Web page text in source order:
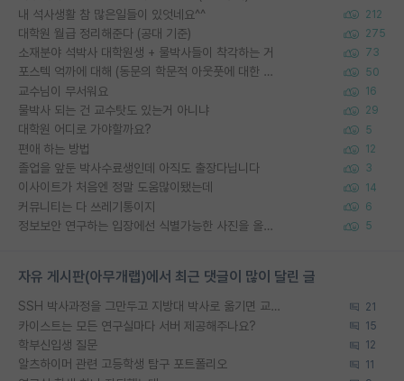
내 석사생활 참 많은일들이 있엇네요^^ 212
대학원 월급 정리해준다 (공대 기준) 275
소재분야 석박사 대학원생 + 물박사들이 착각하는 거 73
포스텍 억까에 대해 (동문의 학문적 아웃풋에 대한 반박) 50
교수님이 무서워요 16
물박사 되는 건 교수탓도 있는거 아니냐 29
대학원 어디로 가야할까요? 5
편애 하는 방법 12
졸업을 앞둔 박사수료생인데 아직도 출장다닙니다 3
이사이트가 처음엔 정말 도움많이됐는데 14
커뮤니티는 다 쓰레기통이지 6
정보보안 연구하는 입장에선 식별가능한 사진을 올리는건 비추이긴함 5
자유 게시판(아무개랩)에서 최근 댓글이 많이 달린 글
SSH 박사과정을 그만두고 지방대 박사로 옮기면 교수의 꿈은 끝일까요? 21
카이스트는 모든 연구실마다 서버 제공해주나요? 15
학부신입생 질문 12
알츠하이머 관련 고등학생 탐구 포트폴리오 11